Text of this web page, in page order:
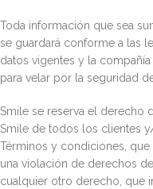
Toda información que sea
se guardará conforme a las
datos vigentes y la
para velar por la seguridad
Smile se reserva el derecho
Smile de todos los clientes
Términos y condiciones,
una violación de derechos
cualquier otro derecho, que